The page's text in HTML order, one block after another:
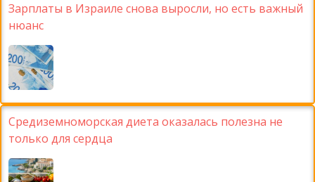
Зарплаты в Израиле снова выросли, но есть важный
нюанс
Средиземноморская диета оказалась полезна не
только для сердца